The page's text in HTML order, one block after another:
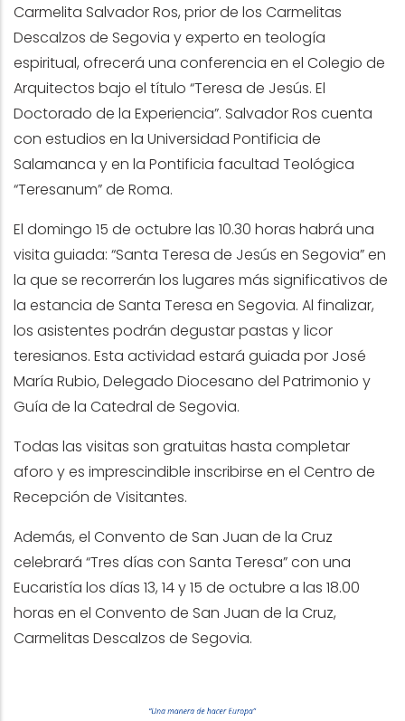
Carmelita Salvador Ros, prior de los Carmelitas
Descalzos de Segovia y experto en teología
espiritual, ofrecerá una conferencia en el Colegio de
Arquitectos bajo el título “Teresa de Jesús. El
Doctorado de la Experiencia”. Salvador Ros cuenta
con estudios en la Universidad Pontificia de
Salamanca y en la Pontificia facultad Teológica
“Teresanum” de Roma.
El domingo 15 de octubre las 10.30 horas habrá una
visita guiada: “Santa Teresa de Jesús en Segovia”en
la que se recorrerán los lugares más significativos de
la estancia de Santa Teresa en Segovia. Al finalizar,
los asistentes podrán degustar pastas y licor
teresianos. Esta actividad estará guiada por José
María Rubio, Delegado Diocesano del Patrimonio y
Guía de la Catedral de Segovia.
Todas las visitas son gratuitas hasta completar
aforo y es imprescindible inscribirse en el Centro de
Recepción de Visitantes.
Además, el Convento de San Juan de la Cruz
celebrará “Tres días con Santa Teresa” con una
Eucaristía los días 13, 14 y 15 de octubre a las 18.00
horas en el Convento de San Juan de la Cruz,
Carmelitas Descalzos de Segovia.